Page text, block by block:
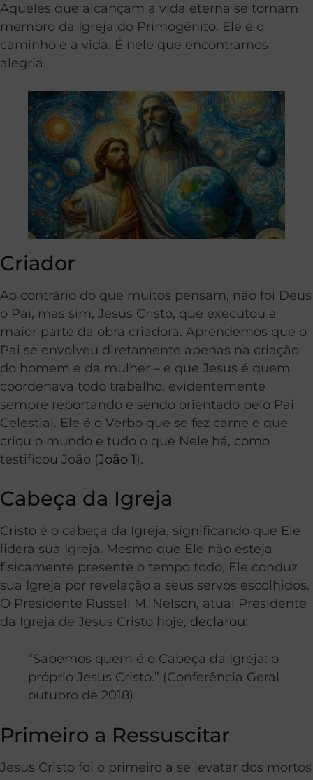
Aqueles que alcançam a vida eterna se tornam
membro da Igreja do Primogênito. Ele é o
caminho e a vida. É nele que encontramos
alegria.
Criador
Ao contrário do que muitos pensam, não foi Deus
o Pai, mas sim, Jesus Cristo, que executou a
maior parte da obra criadora. Aprendemos que o
Pai se envolveu diretamente apenas na criação
do homem e da mulher – e que Jesus é quem
coordenava todo trabalho, evidentemente
sempre reportando e sendo orientado pelo Pai
Celestial. Ele é o Verbo que se fez carne e que
criou o mundo e tudo o que Nele há, como
testificou João (João 1).
Cabeça da Igreja
Cristo é o cabeça da Igreja, significando que Ele
lidera sua Igreja. Mesmo que Ele não esteja
fisicamente presente o tempo todo, Ele conduz
sua Igreja por revelação a seus servos escolhidos.
O Presidente Russell M. Nelson, atual Presidente
da Igreja de Jesus Cristo hoje, declarou:
“Sabemos quem é o Cabeça da Igreja: o
próprio Jesus Cristo.” (Conferência Geral
outubro de 2018)
Primeiro a Ressuscitar
Jesus Cristo foi o primeiro a se levatar dos mortos